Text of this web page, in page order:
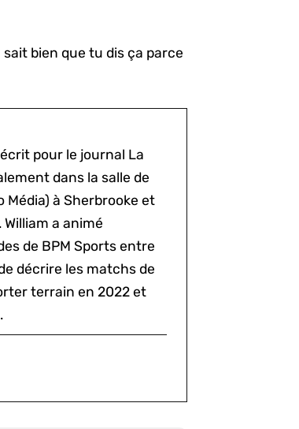
bien que tu dis ça parce
pour le journal La
dans la salle de
Média) à Sherbrooke et
a animé
de BPM Sports entre
décrire les matchs de
terrain en 2022 et